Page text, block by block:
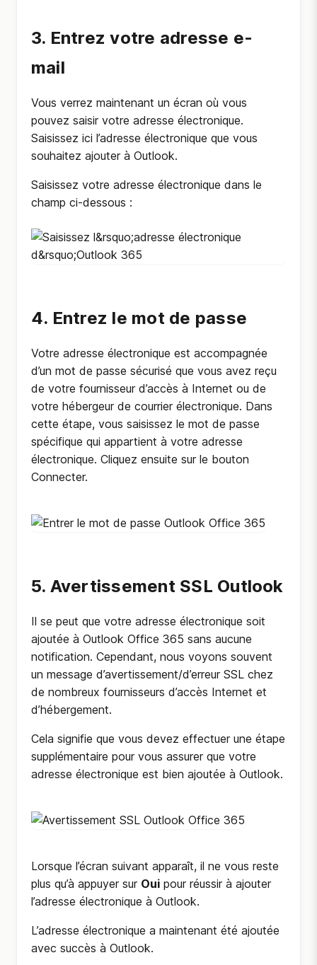
3. Entrez votre adresse e-
mail
Vous verrez maintenant un écran où vous
pouvez saisir votre adresse électronique.
Saisissez ici l’adresse électronique que vous
souhaitez ajouter à Outlook.
Saisissez votre adresse électronique dans le
champ ci-dessous :
4. Entrez le mot de passe
Votre adresse électronique est accompagnée
d’un mot de passe sécurisé que vous avez reçu
de votre fournisseur d’accès à Internet ou de
votre hébergeur de courrier électronique. Dans
cette étape, vous saisissez le mot de passe
spécifique qui appartient à votre adresse
électronique. Cliquez ensuite sur le bouton
Connecter.
5. Avertissement SSL Outlook
Il se peut que votre adresse électronique soit
ajoutée à Outlook Office 365 sans aucune
notification. Cependant, nous voyons souvent
un message d’avertissement/d’erreur SSL chez
de nombreux fournisseurs d’accès Internet et
d’hébergement.
Cela signifie que vous devez effectuer une étape
supplémentaire pour vous assurer que votre
adresse électronique est bien ajoutée à Outlook.
Lorsque l’écran suivant apparaît, il ne vous reste
plus qu’à appuyer sur Oui pour réussir à ajouter
l’adresse électronique à Outlook.
L’adresse électronique a maintenant été ajoutée
avec succès à Outlook.